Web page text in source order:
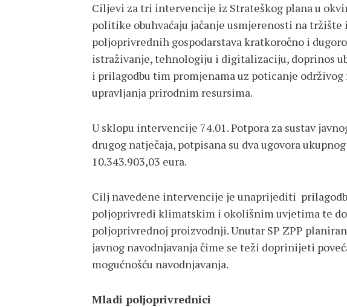
Ciljevi za tri intervencije iz Strateškog plana u
politike obuhvaćaju jačanje usmjerenosti na
poljoprivrednih gospodarstava kratkoročno i
istraživanje, tehnologiju i digitalizaciju, doprinos
i prilagodbu tim promjenama uz poticanje
upravljanja prirodnim resursima.
U sklopu intervencije 74.01. Potpora za sustav
drugog natječaja, potpisana su dva ugovora
10.343.903,03 eura.
Cilj navedene intervencije je unaprijediti
poljoprivredi klimatskim i okolišnim uvjetima te
poljoprivrednoj proizvodnji. Unutar SP ZPP
javnog navodnjavanja čime se teži doprinijeti
mogućnošću navodnjavanja.
Mladi poljoprivrednici